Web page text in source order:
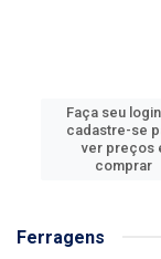
Faça seu
cadastre-se
ver preços
comprar
Ferragens